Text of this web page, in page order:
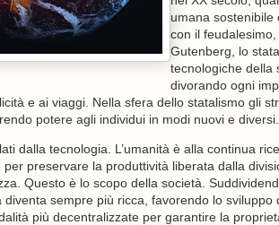
umana
con il
Gutenberg, lo
tecnologiche della
divorando ogni
e ai viaggi. Nella sfera dello statalismo gli
potere agli individui in modi nuovi e diversi.
dalla tecnologia. L’umanità è alla continua
preservare la produttività liberata dalla
Questo è lo scopo della società.
diventa sempre più ricca, favorendo lo
più decentralizzate per garantire la